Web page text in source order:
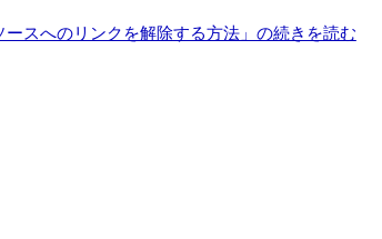
ースへのリンクを解除する方法」の続きを読む